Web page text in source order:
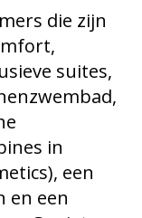
die zijn
suites,
in
een
en een